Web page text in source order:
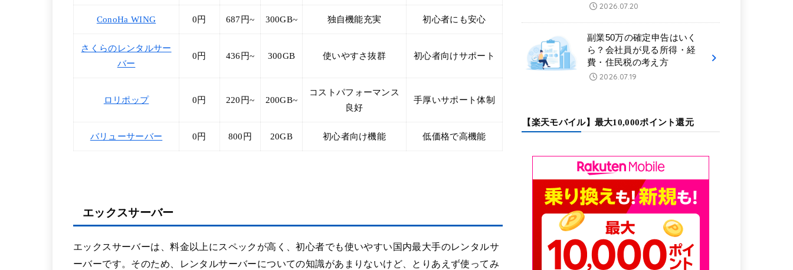
ConoHa WING 0円 687円~ 300GB~ 独自機能充実 初心者にも安心
さくらのレンタルサー
バー
0円 436円~ 300GB 使いやすさ抜群 初心者向けサポート
ロリポップ 0円 220円~ 200GB~
コストパフォーマンス
良好
手厚いサポート体制
バリューサーバー 0円 800円 20GB 初心者向け機能 低価格で高機能
エックスサーバー
エックスサーバーは、料金以上にスペックが高く、初心者でも使いやすい国内最大手のレンタルサ
ーバーです。そのため、レンタルサーバーについての知識があまりないけど、とりあえず使ってみ
2026.07.20
副業50万の確定申告はいく
ら？会社員が見る所得・経
費・住民税の考え方
2026.07.19
【楽天モバイル】最大10,000ポイント還元